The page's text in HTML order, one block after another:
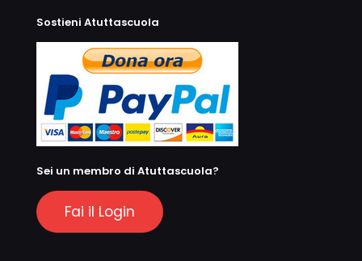
Sostieni Atuttascuola
Sei un membro di Atuttascuola?
Fai il Login